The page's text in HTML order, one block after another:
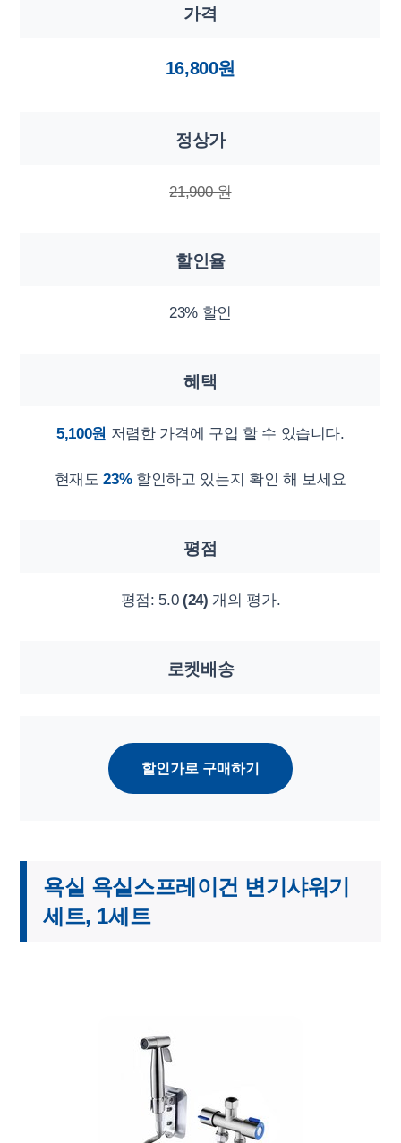
가격
16,800원
정상가
21,900 원
할인율
23% 할인
혜택
5,100원 저렴한 가격에 구입 할 수 있습니다.
현재도23%할인하고 있는지 확인 해 보세요
평점
평점: 5.0 (24) 개의 평가.
로켓배송
할인가로 구매하기
욕실 욕실스프레이건 변기샤워기
세트, 1세트